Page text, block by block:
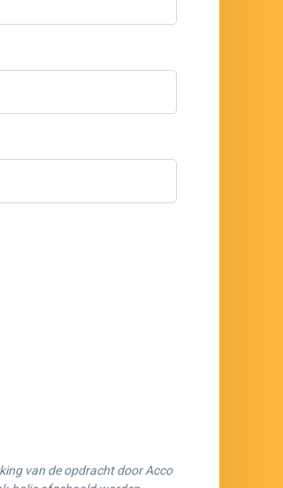
van de opdracht door Acco